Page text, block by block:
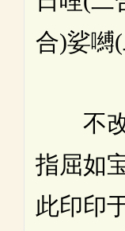
合)娑嚩
不改
指屈如
此印印